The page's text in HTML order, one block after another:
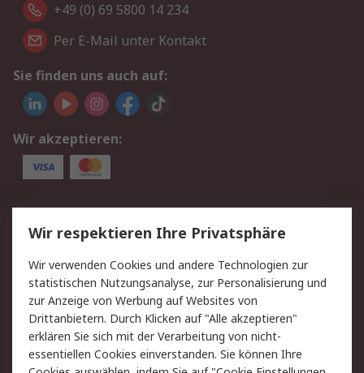
+49 (0) 69 5800 14 234
Per E-Mail unter Kontakt
Sie finden uns auch auf:
Wir akzeptieren:
Service
Value Added Services
Lieferlösungen
Rücksendungen
Kontakt
Hilfe
Privatkunden
Rechtliches
AGB Datenschutz
Wir respektieren Ihre Privatsphäre
Wir verwenden Cookies und andere Technologien zur
statistischen Nutzungsanalyse, zur Personalisierung und
zur Anzeige von Werbung auf Websites von
Drittanbietern. Durch Klicken auf "Alle akzeptieren"
erklären Sie sich mit der Verarbeitung von nicht-
essentiellen Cookies einverstanden. Sie können Ihre